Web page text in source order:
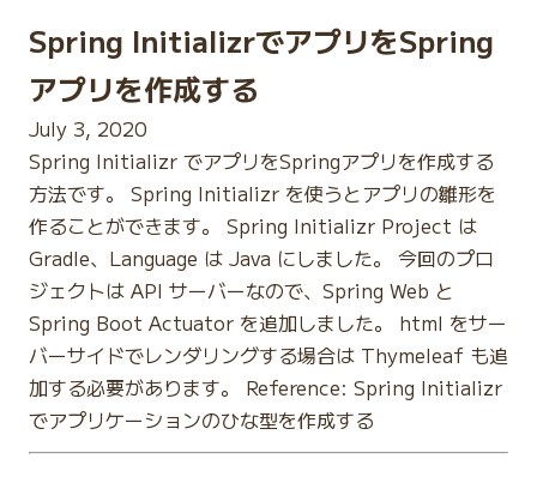
Spring InitializrでアプリをSpring
アプリを作成する
July 3, 2020
Spring Initializr でアプリをSpringアプリを作成する
方法です。 Spring Initializr を使うとアプリの雛形を
作ることができます。 Spring Initializr Project は
Gradle、Language は Java にしました。 今回のプロ
ジェクトは API サーバーなので、Spring Web と
Spring Boot Actuator を追加しました。 html をサー
バーサイドでレンダリングする場合は Thymeleaf も追
加する必要があります。 Reference: Spring Initializr
でアプリケーションのひな型を作成する